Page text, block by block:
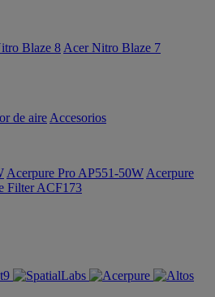
Blaze 8 Acer Nitro Blaze 7
de aire Accesorios
Acerpure Pro AP551-50W Acerpure
Filter ACF173